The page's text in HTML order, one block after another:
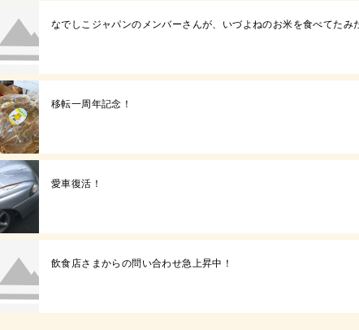
なでしこジャパンのメンバーさんが、いづよねのお米を食べてたみ
移転一周年記念！
愛車復活！
飲食店さまからの問い合わせ急上昇中！